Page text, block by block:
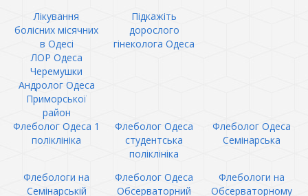
Лікування
болісних місячних
в Одесі
Підкажіть
дорослого
гінеколога Одеса
ЛОР Одеса
Черемушки
Андролог Одеса
Приморської
район
Флеболог Одеса 1
поліклініка
Флеболог Одеса
студентська
поліклініка
Флеболог Одеса
Семінарська
Флебологи на
Семінарській
Флеболог Одеса
Обсерваторний
Флебологи на
Обсерваторному